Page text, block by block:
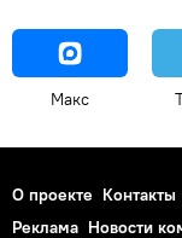
Макс
О проекте Контакты
Реклама Новости